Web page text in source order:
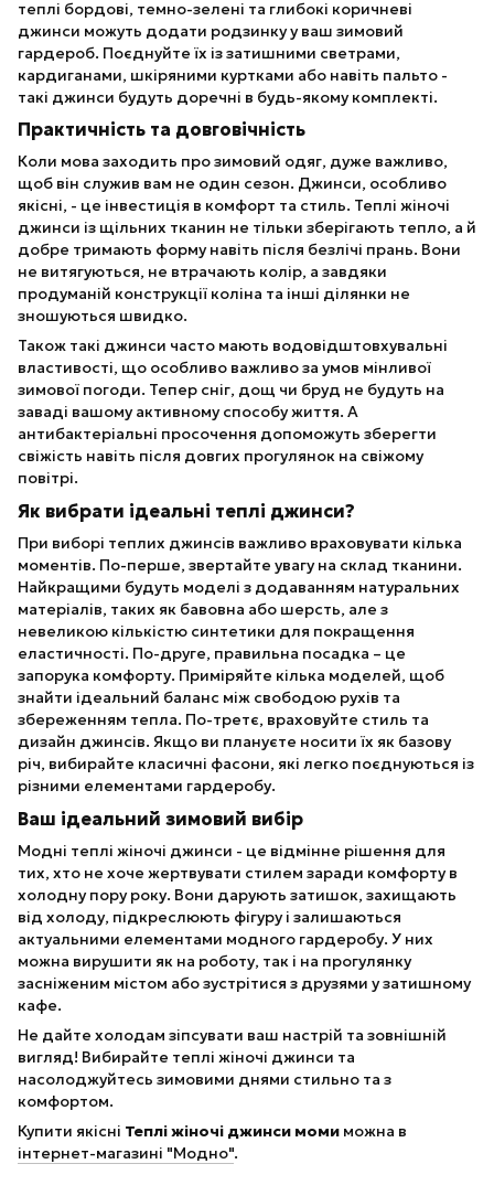
теплі бордові, темно-зелені та глибокі коричневі
джинси можуть додати родзинку у ваш зимовий
гардероб. Поєднуйте їх із затишними светрами,
кардиганами, шкіряними куртками або навіть пальто -
такі джинси будуть доречні в будь-якому комплекті.
Практичність та довговічність
Коли мова заходить про зимовий одяг, дуже важливо,
щоб він служив вам не один сезон. Джинси, особливо
якісні, - це інвестиція в комфорт та стиль. Теплі жіночі
джинси із щільних тканин не тільки зберігають тепло, а й
добре тримають форму навіть після безлічі прань. Вони
не витягуються, не втрачають колір, а завдяки
продуманій конструкції коліна та інші ділянки не
зношуються швидко.
Також такі джинси часто мають водовідштовхувальні
властивості, що особливо важливо за умов мінливої ​​
зимової погоди. Тепер сніг, дощ чи бруд не будуть на
заваді вашому активному способу життя. А
антибактеріальні просочення допоможуть зберегти
свіжість навіть після довгих прогулянок на свіжому
повітрі.
Як вибрати ідеальні теплі джинси?
При виборі теплих джинсів важливо враховувати кілька
моментів. По-перше, звертайте увагу на склад тканини.
Найкращими будуть моделі з додаванням натуральних
матеріалів, таких як бавовна або шерсть, але з
невеликою кількістю синтетики для покращення
еластичності. По-друге, правильна посадка – це
запорука комфорту. Приміряйте кілька моделей, щоб
знайти ідеальний баланс між свободою рухів та
збереженням тепла. По-третє, враховуйте стиль та
дизайн джинсів. Якщо ви плануєте носити їх як базову
річ, вибирайте класичні фасони, які легко поєднуються із
різними елементами гардеробу.
Ваш ідеальний зимовий вибір
Модні теплі жіночі джинси - це відмінне рішення для
тих, хто не хоче жертвувати стилем заради комфорту в
холодну пору року. Вони дарують затишок, захищають
від холоду, підкреслюють фігуру і залишаються
актуальними елементами модного гардеробу. У них
можна вирушити як на роботу, так і на прогулянку
засніженим містом або зустрітися з друзями у затишному
кафе.
Не дайте холодам зіпсувати ваш настрій та зовнішній
вигляд! Вибирайте теплі жіночі джинси та
насолоджуйтесь зимовими днями стильно та з
комфортом.
Купити якісні Теплі жіночі джинси моми можна в
інтернет-магазині "Модно".